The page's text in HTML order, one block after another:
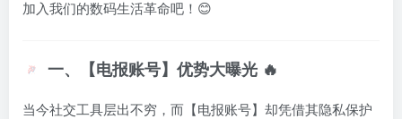
加入我们的数码生活革命吧！😊
一、【电报账号】优势大曝光 🔥
当今社交工具层出不穷，而【电报账号】却凭借其隐私保护